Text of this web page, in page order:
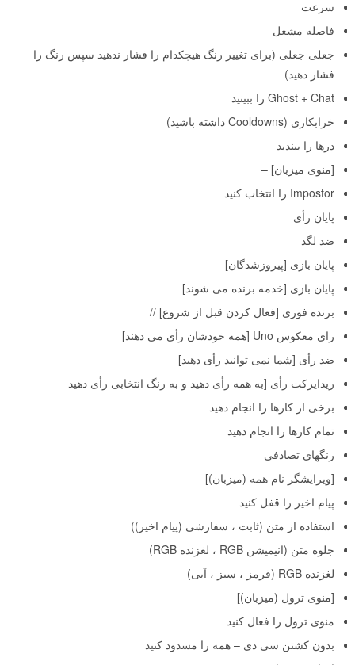
سرعت
فاصله مشعل
جعلی جعلی (برای تغییر رنگ هیچکدام را فشار ندهید سپس رنگ را
فشار دهید)
Ghost + Chat را ببینید
خرابکاری (Cooldowns داشته باشید)
درها را ببندید
[منوی میزبان] –
Impostor را انتخاب کنید
پایان رأی
ضد لگد
پایان بازی [پیروزشدگان]
پایان بازی [خدمه برنده می شوند]
برنده فوری [فعال کردن قبل از شروع] //
رای معکوس Uno [همه خودشان رأی می دهند]
ضد رأی [شما نمی توانید رأی دهید]
ریدایرکت رأی [به همه رأی دهید و به رنگ انتخابی رأی دهید
برخی از کارها را انجام دهید
تمام کارها را انجام دهید
رنگهای تصادفی
[ویرایشگر نام همه (میزبان)]
پیام اخیر را قفل کنید
استفاده از متن (ثابت ، سفارشی (پیام اخیر))
جلوه متن (انیمیشن RGB ، لغزنده RGB)
لغزنده RGB (قرمز ، سبز ، آبی)
[منوی ترول (میزبان)]
منوی ترول را فعال کنید
بدون کشتن سی دی – همه را مسدود کنید